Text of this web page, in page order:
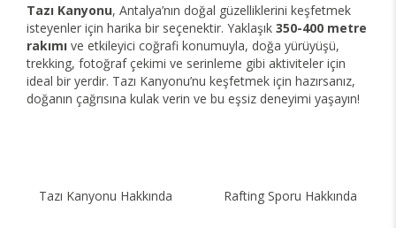
Tazı Kanyonu, Antalya’nın doğal güzelliklerini keşfetmek
isteyenler için harika bir seçenektir. Yaklaşık 350-400 metre
rakımı ve etkileyici coğrafi konumuyla, doğa yürüyüşü,
trekking, fotoğraf çekimi ve serinleme gibi aktiviteler için
ideal bir yerdir. Tazı Kanyonu’nu keşfetmek için hazırsanız,
doğanın çağrısına kulak verin ve bu eşsiz deneyimi yaşayın!
Tazı Kanyonu Hakkında Rafting Sporu Hakkında